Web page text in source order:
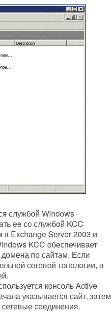
службой Windows
ее со службой KCC
в Exchange Server 2003 и
KCC обеспечивает
по сайтам. Если
сетевой топологии, в
консоль Active
указывается сайт, затем
соединения.